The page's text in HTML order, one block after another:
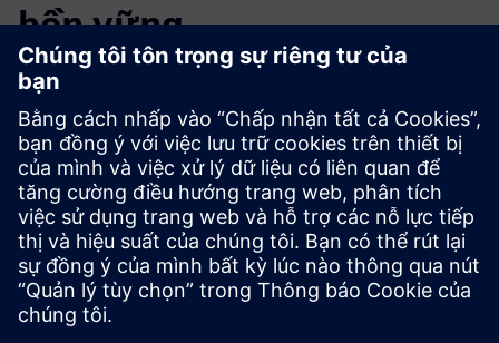
bền vững
Đưa ra các quyết định thân thiện với môi trường trong suốt
trọng tâm ngày càng quan trọng trong thiết kế công
nghiệp với các tính năng thiết kế bền vững trong
Designcenter.
Thư viện vật liệu với dữ liệu
môi trường